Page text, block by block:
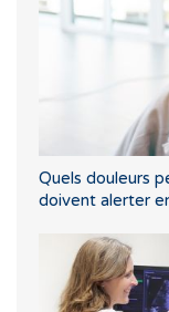
Quels douleurs
doivent alerter